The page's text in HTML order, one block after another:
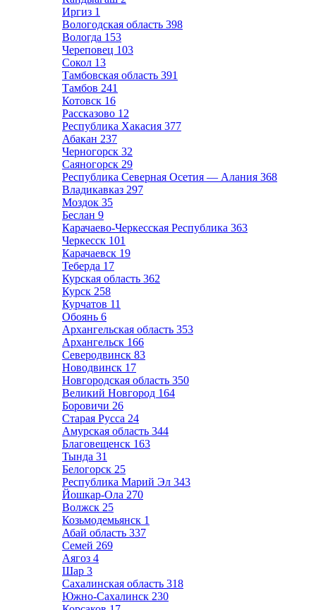
Иргиз 1
Вологодская область 398
Вологда 153
Череповец 103
Сокол 13
Тамбовская область 391
Тамбов 241
Котовск 16
Рассказово 12
Республика Хакасия 377
Абакан 237
Черногорск 32
Саяногорск 29
Республика Северная Осетия — Алания 368
Владикавказ 297
Моздок 35
Беслан 9
Карачаево-Черкесская Республика 363
Черкесск 101
Карачаевск 19
Теберда 17
Курская область 362
Курск 258
Курчатов 11
Обоянь 6
Архангельская область 353
Архангельск 166
Северодвинск 83
Новодвинск 17
Новгородская область 350
Великий Новгород 164
Боровичи 26
Старая Русса 24
Амурская область 344
Благовещенск 163
Тында 31
Белогорск 25
Республика Марий Эл 343
Йошкар-Ола 270
Волжск 25
Козьмодемьянск 1
Абай область 337
Семей 269
Аягоз 4
Шар 3
Сахалинская область 318
Южно-Сахалинск 230